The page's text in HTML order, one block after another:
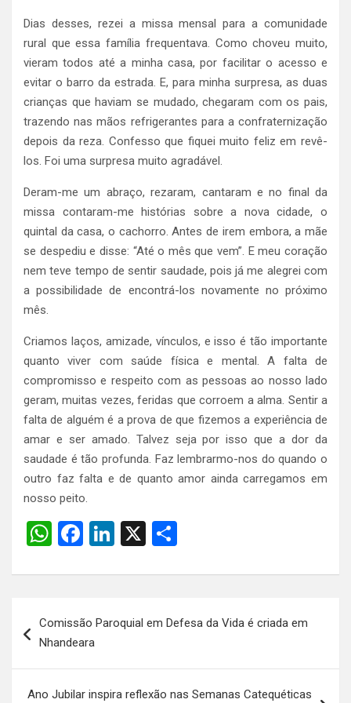
Dias desses, rezei a missa mensal para a comunidade
rural que essa família frequentava. Como choveu muito,
vieram todos até a minha casa, por facilitar o acesso e
evitar o barro da estrada. E, para minha surpresa, as duas
crianças que haviam se mudado, chegaram com os pais,
trazendo nas mãos refrigerantes para a confraternização
depois da reza. Confesso que fiquei muito feliz em revê-
los. Foi uma surpresa muito agradável.
Deram-me um abraço, rezaram, cantaram e no final da
missa contaram-me histórias sobre a nova cidade, o
quintal da casa, o cachorro. Antes de irem embora, a mãe
se despediu e disse: “Até o mês que vem”. E meu coração
nem teve tempo de sentir saudade, pois já me alegrei com
a possibilidade de encontrá-los novamente no próximo
mês.
Criamos laços, amizade, vínculos, e isso é tão importante
quanto viver com saúde física e mental. A falta de
compromisso e respeito com as pessoas ao nosso lado
geram, muitas vezes, feridas que corroem a alma. Sentir a
falta de alguém é a prova de que fizemos a experiência de
amar e ser amado. Talvez seja por isso que a dor da
saudade é tão profunda. Faz lembrarmo-nos do quando o
outro faz falta e de quanto amor ainda carregamos em
nosso peito.
W
at
A
p
F
ce
o
k
Li
ke
n
X
ar
de
Comissão Paroquial em Defesa da Vida é criada em
Nhandeara
Ano Jubilar inspira reflexão nas Semanas Catequéticas